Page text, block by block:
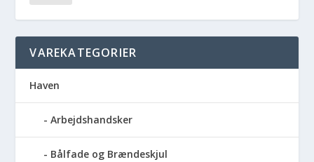
VAREKATEGORIER
Haven
Arbejdshandsker
Bålfade og Brændeskjul